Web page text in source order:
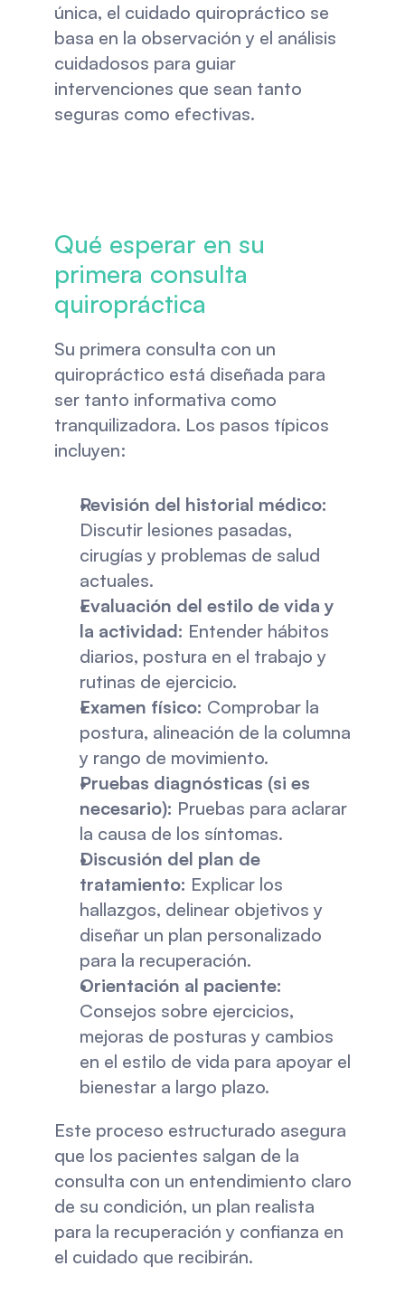
única, el cuidado quiropráctico se
basa en la observación y el análisis
cuidadosos para guiar
intervenciones que sean tanto
seguras como efectivas.
Qué esperar en su
primera consulta
quiropráctica
Su primera consulta con un
quiropráctico está diseñada para
ser tanto informativa como
tranquilizadora. Los pasos típicos
incluyen:
Revisión del historial médico:
Discutir lesiones pasadas,
cirugías y problemas de salud
actuales.
Evaluación del estilo de vida y
la actividad: Entender hábitos
diarios, postura en el trabajo y
rutinas de ejercicio.
Examen físico: Comprobar la
postura, alineación de la columna
y rango de movimiento.
Pruebas diagnósticas (si es
necesario): Pruebas para aclarar
la causa de los síntomas.
Discusión del plan de
tratamiento: Explicar los
hallazgos, delinear objetivos y
diseñar un plan personalizado
para la recuperación.
Orientación al paciente:
Consejos sobre ejercicios,
mejoras de posturas y cambios
en el estilo de vida para apoyar el
bienestar a largo plazo.
Este proceso estructurado asegura
que los pacientes salgan de la
consulta con un entendimiento claro
de su condición, un plan realista
para la recuperación y confianza en
el cuidado que recibirán.